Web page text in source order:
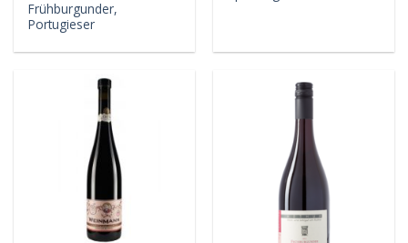
Frühburgunder,
Portugieser